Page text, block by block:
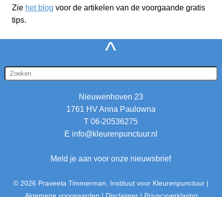
Zie het blog voor de artikelen van de voorgaande gratis
tips.
^
Nieuwenhoven 23
1761 HV Anna Paulowna
T 06-20536275
E info@kleurenpunctuur.nl
Meld je aan voor onze nieuwsbrief
© 2026 Praveeta Timmerman, Instituut voor Kleurenpunctuur |